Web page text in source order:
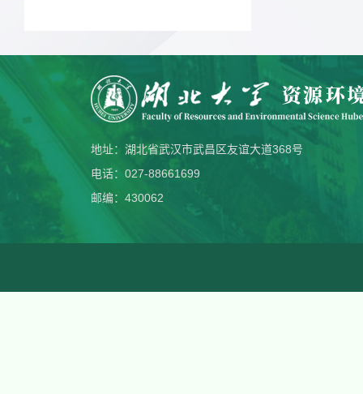
地址：湖北省武汉市武昌区友谊大道368号
电话：027-88661699
邮编：430062